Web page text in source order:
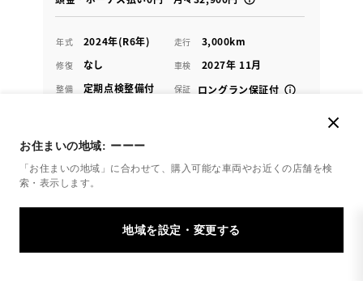
お住まいの地域: ーーー
「お住まいの地域」に合わせて、購入可能な車両やお近くの店舗を検
索・表示します。
年式 2024年(R6年) 走行 3,000km
修復 なし 車検 2027年 11月
整備 定期点検整備付 保証
ロングラン保証付
各種お問い合わせ
052-822-7111